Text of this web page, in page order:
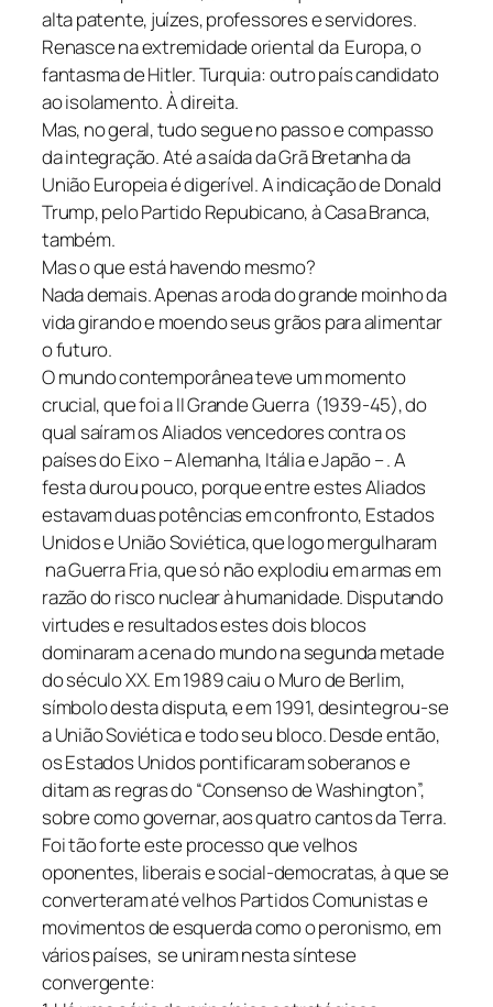
alta patente, juízes, professores e servidores.
Renasce na extremidade oriental da Europa, o
fantasma de Hitler. Turquia: outro país candidato
ao isolamento. À direita.
Mas, no geral, tudo segue no passo e compasso
da integração. Até a saída da Grã Bretanha da
União Europeia é digerível. A indicação de Donald
Trump, pelo Partido Repubicano, à Casa Branca,
também.
Mas o que está havendo mesmo?
Nada demais. Apenas a roda do grande moinho da
vida girando e moendo seus grãos para alimentar
o futuro.
O mundo contemporânea teve um momento
crucial, que foi a II Grande Guerra (1939-45), do
qual saíram os Aliados vencedores contra os
países do Eixo – Alemanha, Itália e Japão – . A
festa durou pouco, porque entre estes Aliados
estavam duas potências em confronto, Estados
Unidos e União Soviética, que logo mergulharam
na Guerra Fria, que só não explodiu em armas em
razão do risco nuclear à humanidade. Disputando
virtudes e resultados estes dois blocos
dominaram a cena do mundo na segunda metade
do século XX. Em 1989 caiu o Muro de Berlim,
símbolo desta disputa, e em 1991, desintegrou-se
a União Soviética e todo seu bloco. Desde então,
os Estados Unidos pontificaram soberanos e
ditam as regras do “Consenso de Washington”,
sobre como governar, aos quatro cantos da Terra.
Foi tão forte este processo que velhos
oponentes, liberais e social-democratas, à que se
converteram até velhos Partidos Comunistas e
movimentos de esquerda como o peronismo, em
vários países, se uniram nesta síntese
convergente: